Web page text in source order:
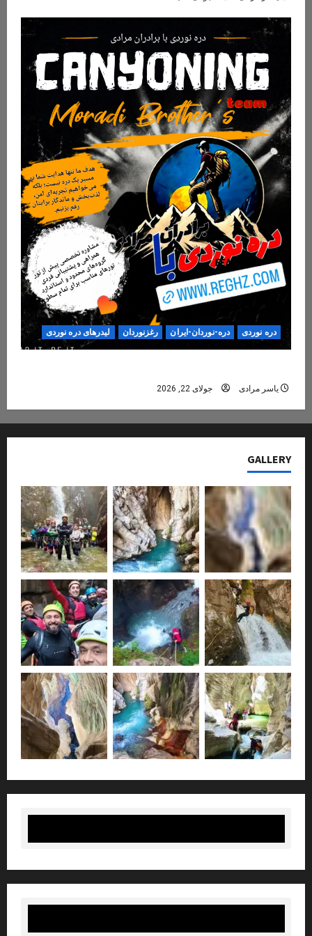
دره نوردی دره-نوردان-ایران رغزنوردان لیدرهای دره نوردی
یاسر مرادی جولای 22, 2026
GALLERY